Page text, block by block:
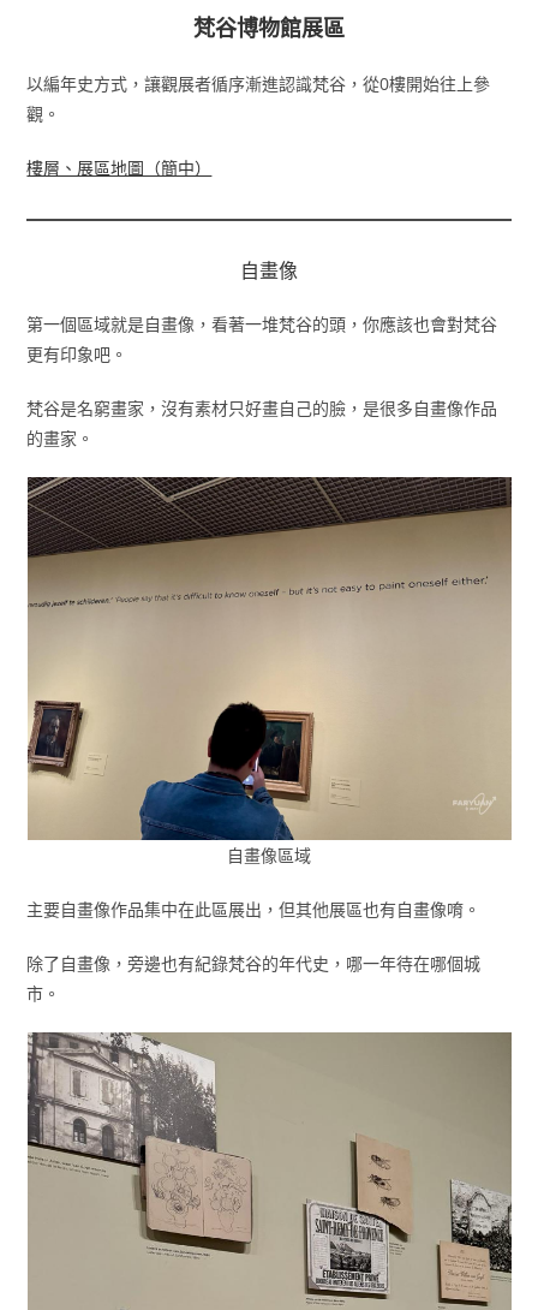
梵谷博物館展區
以編年史方式，讓觀展者循序漸進認識梵谷，從0樓開始往上參
觀。
樓層、展區地圖（簡中）
自畫像
第一個區域就是自畫像，看著一堆梵谷的頭，你應該也會對梵谷
更有印象吧。
梵谷是名窮畫家，沒有素材只好畫自己的臉，是很多自畫像作品
的畫家。
自畫像區域
主要自畫像作品集中在此區展出，但其他展區也有自畫像唷。
除了自畫像，旁邊也有紀錄梵谷的年代史，哪一年待在哪個城
市。